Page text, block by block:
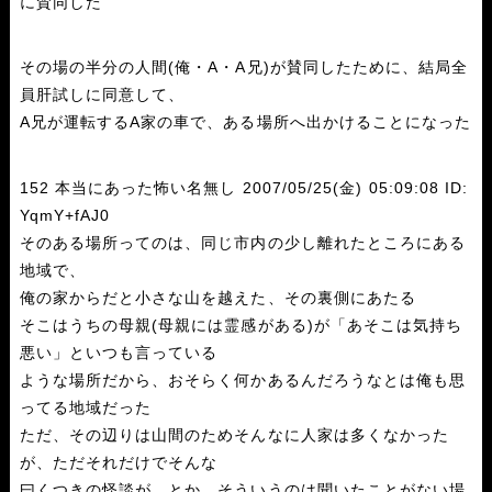
その場の半分の人間(俺・A・A兄)が賛同したために、結局全
員肝試しに同意して、
A兄が運転するA家の車で、ある場所へ出かけることになった
152 本当にあった怖い名無し 2007/05/25(金) 05:09:08 ID:
YqmY+fAJ0
そのある場所ってのは、同じ市内の少し離れたところにある
地域で、
俺の家からだと小さな山を越えた、その裏側にあたる
そこはうちの母親(母親には霊感がある)が「あそこは気持ち
悪い」といつも言っている
ような場所だから、おそらく何かあるんだろうなとは俺も思
ってる地域だった
ただ、その辺りは山間のためそんなに人家は多くなかった
が、ただそれだけでそんな